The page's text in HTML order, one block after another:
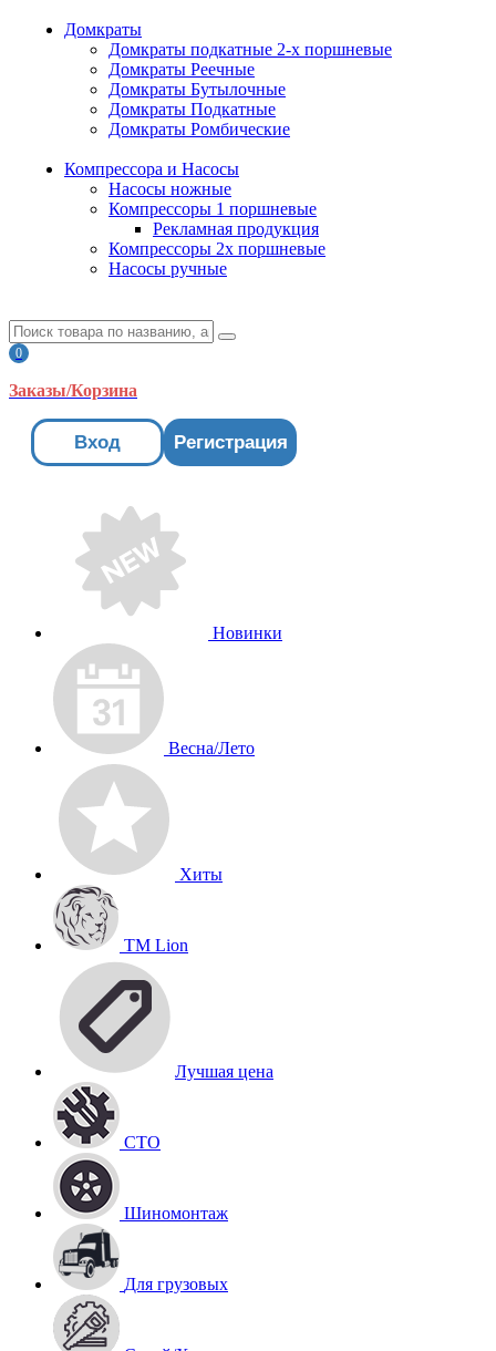
Домкраты
Домкраты подкатные 2-х поршневые
Домкраты Реечные
Домкраты Бутылочные
Домкраты Подкатные
Домкраты Ромбические
Компрессора и Насосы
Насосы ножные
Компрессоры 1 поршневые
Рекламная продукция
Компрессоры 2х поршневые
Насосы ручные
0
Заказы/Корзина
Вход Регистрация
Новинки
Весна/Лето
Хиты
TM Lion
Лучшая цена
СТО
Шиномонтаж
Для грузовых